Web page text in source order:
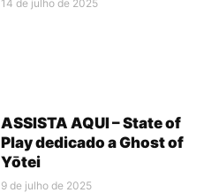
14 de julho de 2025
ASSISTA AQUI – State of
Play dedicado a Ghost of
Yōtei
9 de julho de 2025